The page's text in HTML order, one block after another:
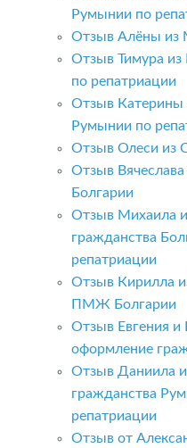
Румынии по
Отзыв Алёны из
Отзыв Тимура
по репатриации
Отзыв Катерины
Румынии по
Отзыв Олеси из
Отзыв
Болгарии
Отзыв Михаила
гражданства
репатриации
Отзыв Кирилла
ПМЖ Болгарии
Отзыв Евгения и
оформление
Отзыв Даниила
гражданства
репатриации
Отзыв от